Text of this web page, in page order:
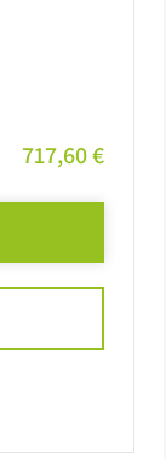
717,60 €